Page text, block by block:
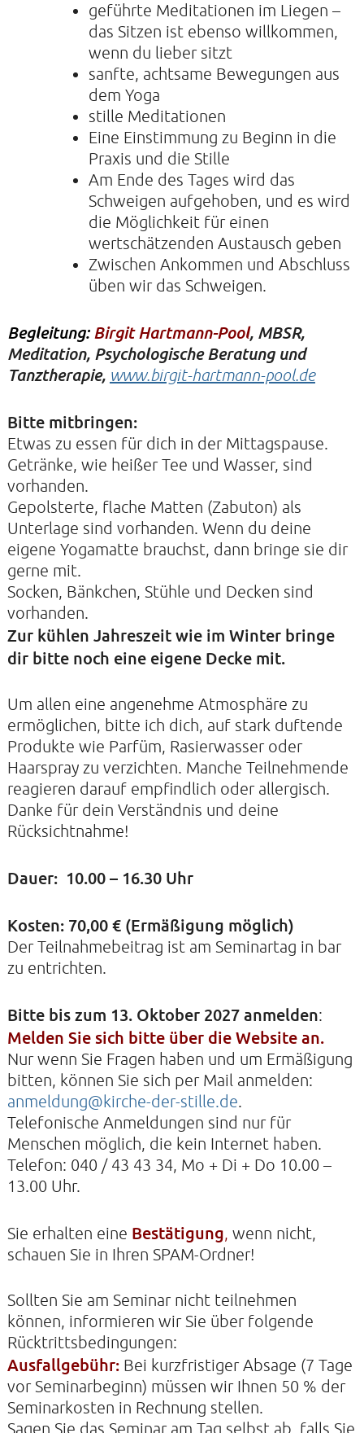
geführte Meditationen im Liegen –
das Sitzen ist ebenso willkommen,
wenn du lieber sitzt
sanfte, achtsame Bewegungen aus
dem Yoga
stille Meditationen
Eine Einstimmung zu Beginn in die
Praxis und die Stille
Am Ende des Tages wird das
Schweigen aufgehoben, und es wird
die Möglichkeit für einen
wertschätzenden Austausch geben
Zwischen Ankommen und Abschluss
üben wir das Schweigen.
Begleitung: Birgit Hartmann-Pool, MBSR,
Meditation, Psychologische Beratung und
Tanztherapie, www.birgit-hartmann-pool.de
Bitte mitbringen:
Etwas zu essen für dich in der Mittagspause.
Getränke, wie heißer Tee und Wasser, sind
vorhanden.
Gepolsterte, flache Matten (Zabuton) als
Unterlage sind vorhanden. Wenn du deine
eigene Yogamatte brauchst, dann bringe sie dir
gerne mit.
Socken, Bänkchen, Stühle und Decken sind
vorhanden.
Zur kühlen Jahreszeit wie im Winter bringe
dir bitte noch eine eigene Decke mit.
Um allen eine angenehme Atmosphäre zu
ermöglichen, bitte ich dich, auf stark duftende
Produkte wie Parfüm, Rasierwasser oder
Haarspray zu verzichten. Manche Teilnehmende
reagieren darauf empfindlich oder allergisch.
Danke für dein Verständnis und deine
Rücksichtnahme!
Dauer: 10.00 – 16.30 Uhr
Kosten: 70,00€ (Ermäßigung möglich)
Der Teilnahmebeitrag ist am Seminartag in bar
zu entrichten.
Bitte bis zum 13. Oktober 2027 anmelden:
Melden Sie sich bitte über die Website an.
Nur wenn Sie Fragen haben und um Ermäßigung
bitten, können Sie sich per Mail anmelden:
anmeldung@kirche-der-stille.de.
Telefonische Anmeldungen sind nur für
Menschen möglich, die kein Internet haben.
Telefon: 040 / 43 43 34, Mo + Di + Do 10.00 –
13.00 Uhr.
Sie erhalten eine Bestätigung, wenn nicht,
schauen Sie in Ihren SPAM-Ordner!
Sollten Sie am Seminar nicht teilnehmen
können, informieren wir Sie über folgende
Rücktrittsbedingungen:
Ausfallgebühr: Bei kurzfristiger Absage (7 Tage
vor Seminarbeginn) müssen wir Ihnen 50 % der
Seminarkosten in Rechnung stellen.